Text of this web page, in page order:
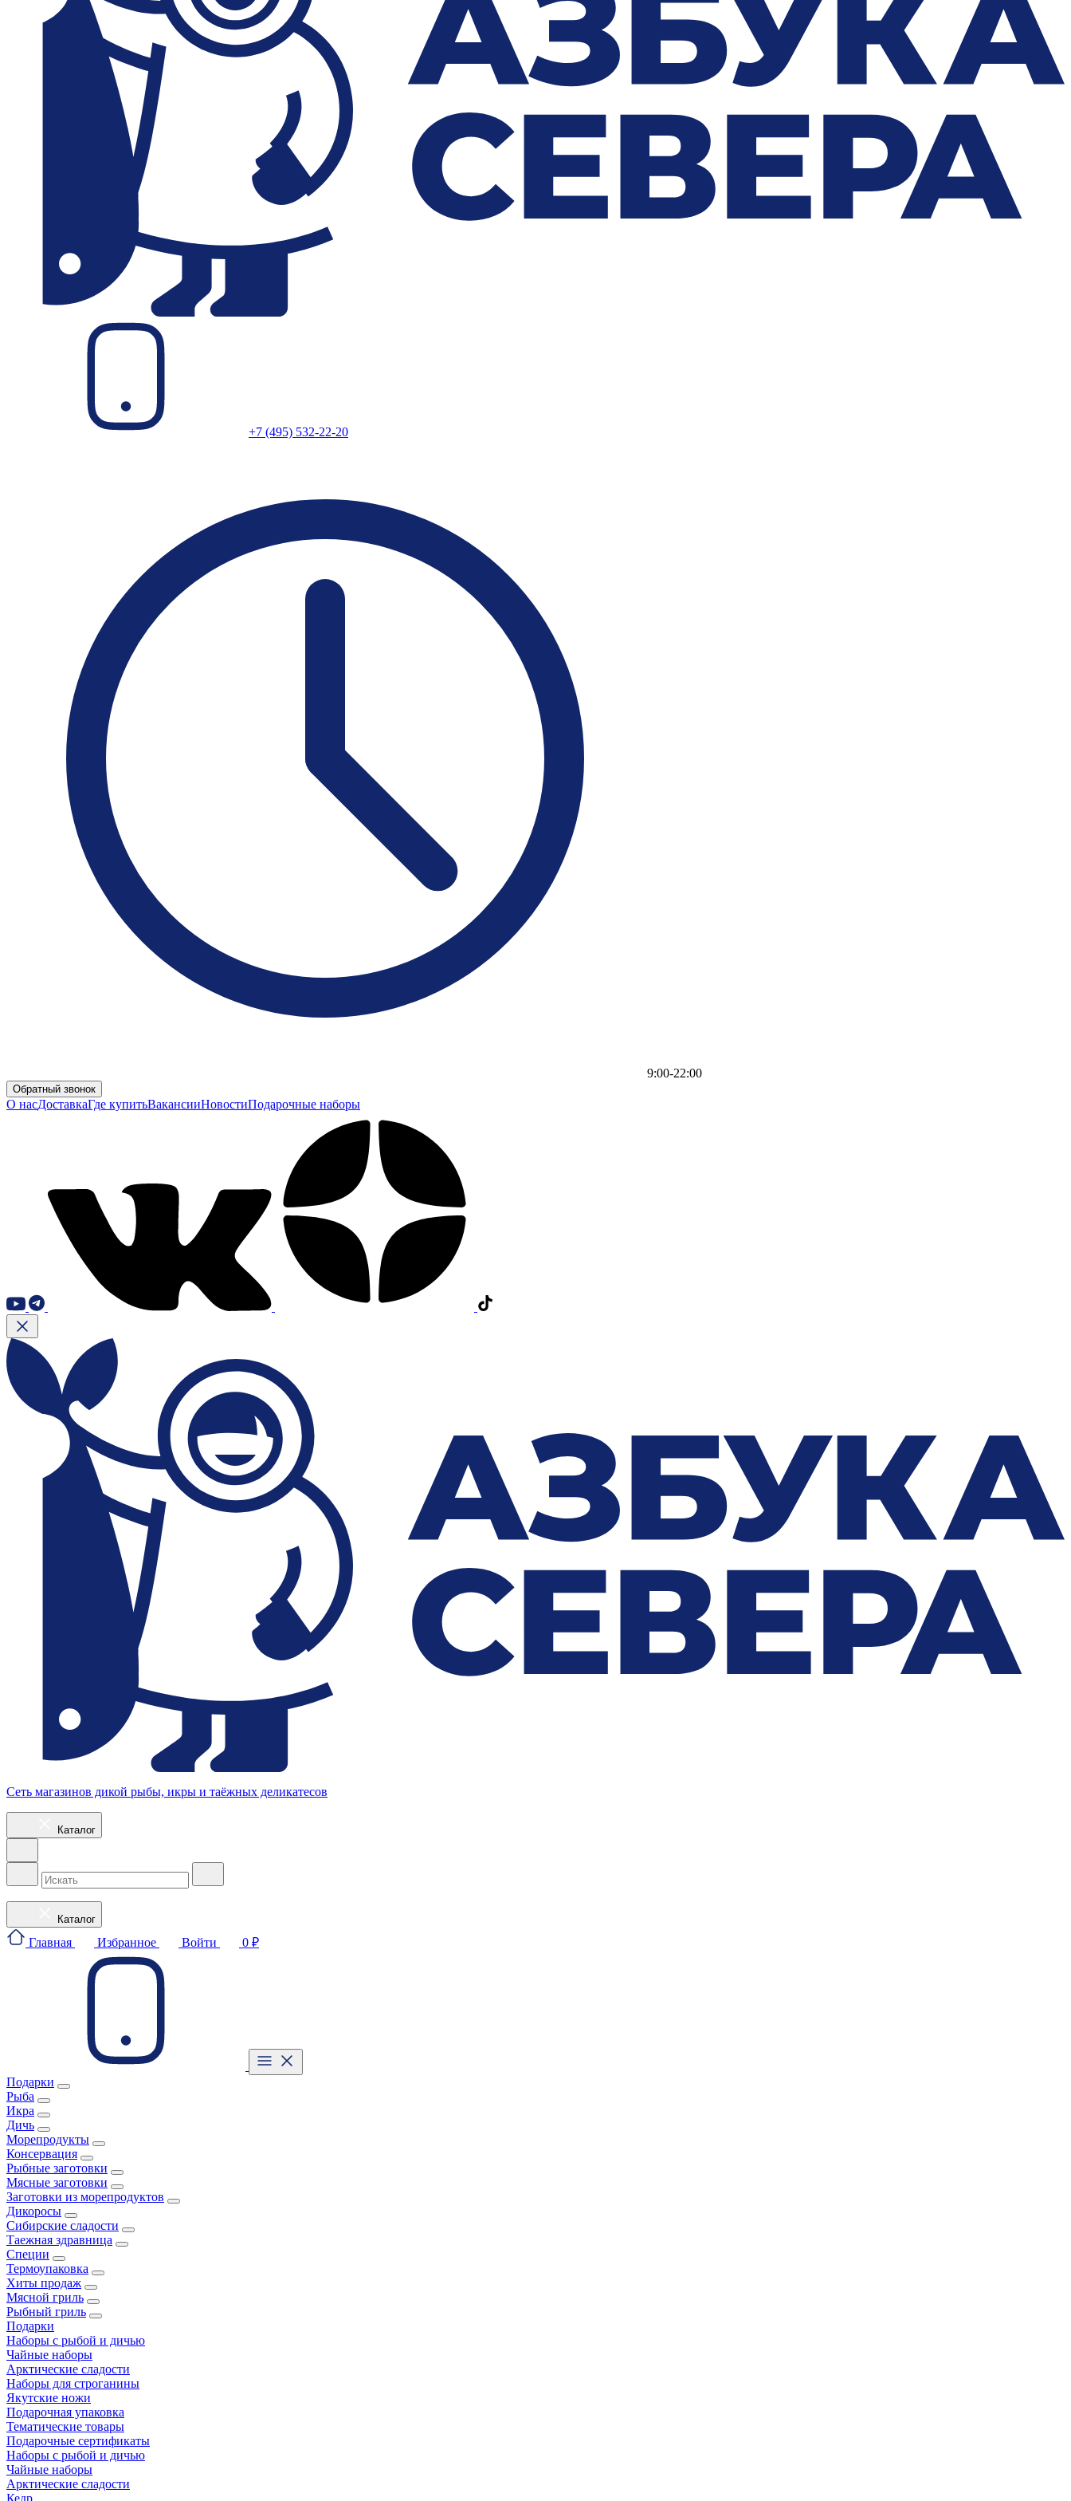
+7 (495) 532-22-20
9:00-22:00
Обратный звонок
О насДоставкаГде купитьВакансииНовостиПодарочные наборы
Сеть магазинов дикой рыбы, икры и таёжных деликатесов
Каталог
Каталог
Главная Избранное Войти 0 ₽
Подарки
Рыба
Икра
Дичь
Морепродукты
Консервация
Рыбные заготовки
Мясные заготовки
Заготовки из морепродуктов
Дикоросы
Сибирские сладости
Таежная здравница
Специи
Термоупаковка
Хиты продаж
Мясной гриль
Рыбный гриль
Подарки
Наборы с рыбой и дичью
Чайные наборы
Арктические сладости
Наборы для строганины
Якутские ножи
Подарочная упаковка
Тематические товары
Подарочные сертификаты
Наборы с рыбой и дичью
Чайные наборы
Арктические сладости
Кедр